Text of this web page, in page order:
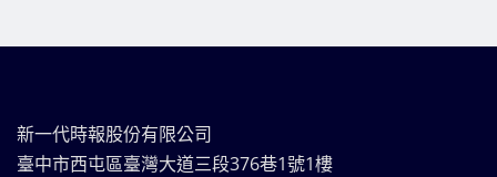
新一代時報股份有限公司
臺中市西屯區臺灣大道三段376巷1號1樓